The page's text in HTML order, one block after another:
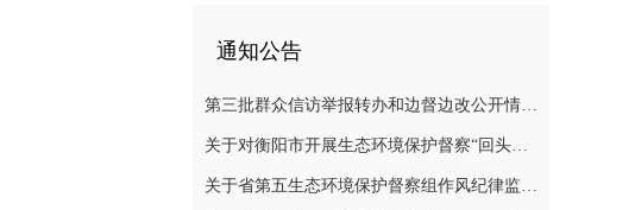
通知公告
第三批群众信访举报转办和边督边改公开情况一览表
关于对衡阳市开展生态环境保护督察“回头看”的公告
关于省第五生态环境保护督察组作风纪律监督举报方式的公告